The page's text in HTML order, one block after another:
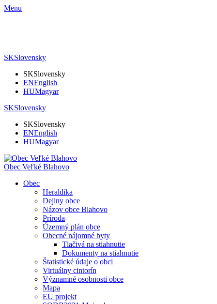
Menu
SKSlovensky
SKSlovensky
ENEnglish
HUMagyar
SKSlovensky
SKSlovensky
ENEnglish
HUMagyar
Obec Veľké Blahovo
Obec
Heraldika
Dejiny obce
Názov obce Blahovo
Príroda
Územný plán obce
Obecné nájomné byty
Tlačivá na stiahnutie
Dokumenty na stiahnutie
Štatistické údaje o obci
Virtuálny cintorín
Významné osobnosti obce
Mapa
EU projekt